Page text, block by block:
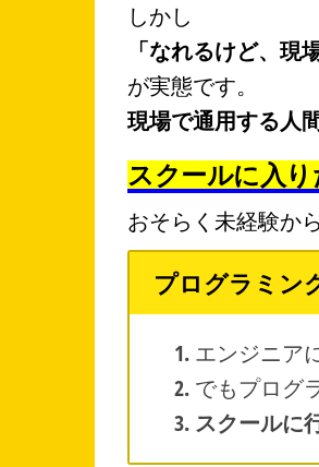
しかし
「なれるけど、現
が実態です。
現場で通用する人
スクールに入り
おそらく未経験か
プログラミン
エンジニア
でもプログ
スクールに